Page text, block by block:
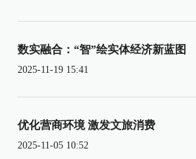
数实融合：“智”绘实体经济新蓝图
2025-11-19 15:41
优化营商环境 激发文旅消费
2025-11-05 10:52